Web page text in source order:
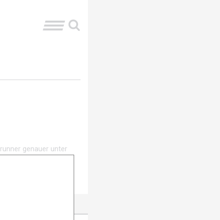
genauer unter